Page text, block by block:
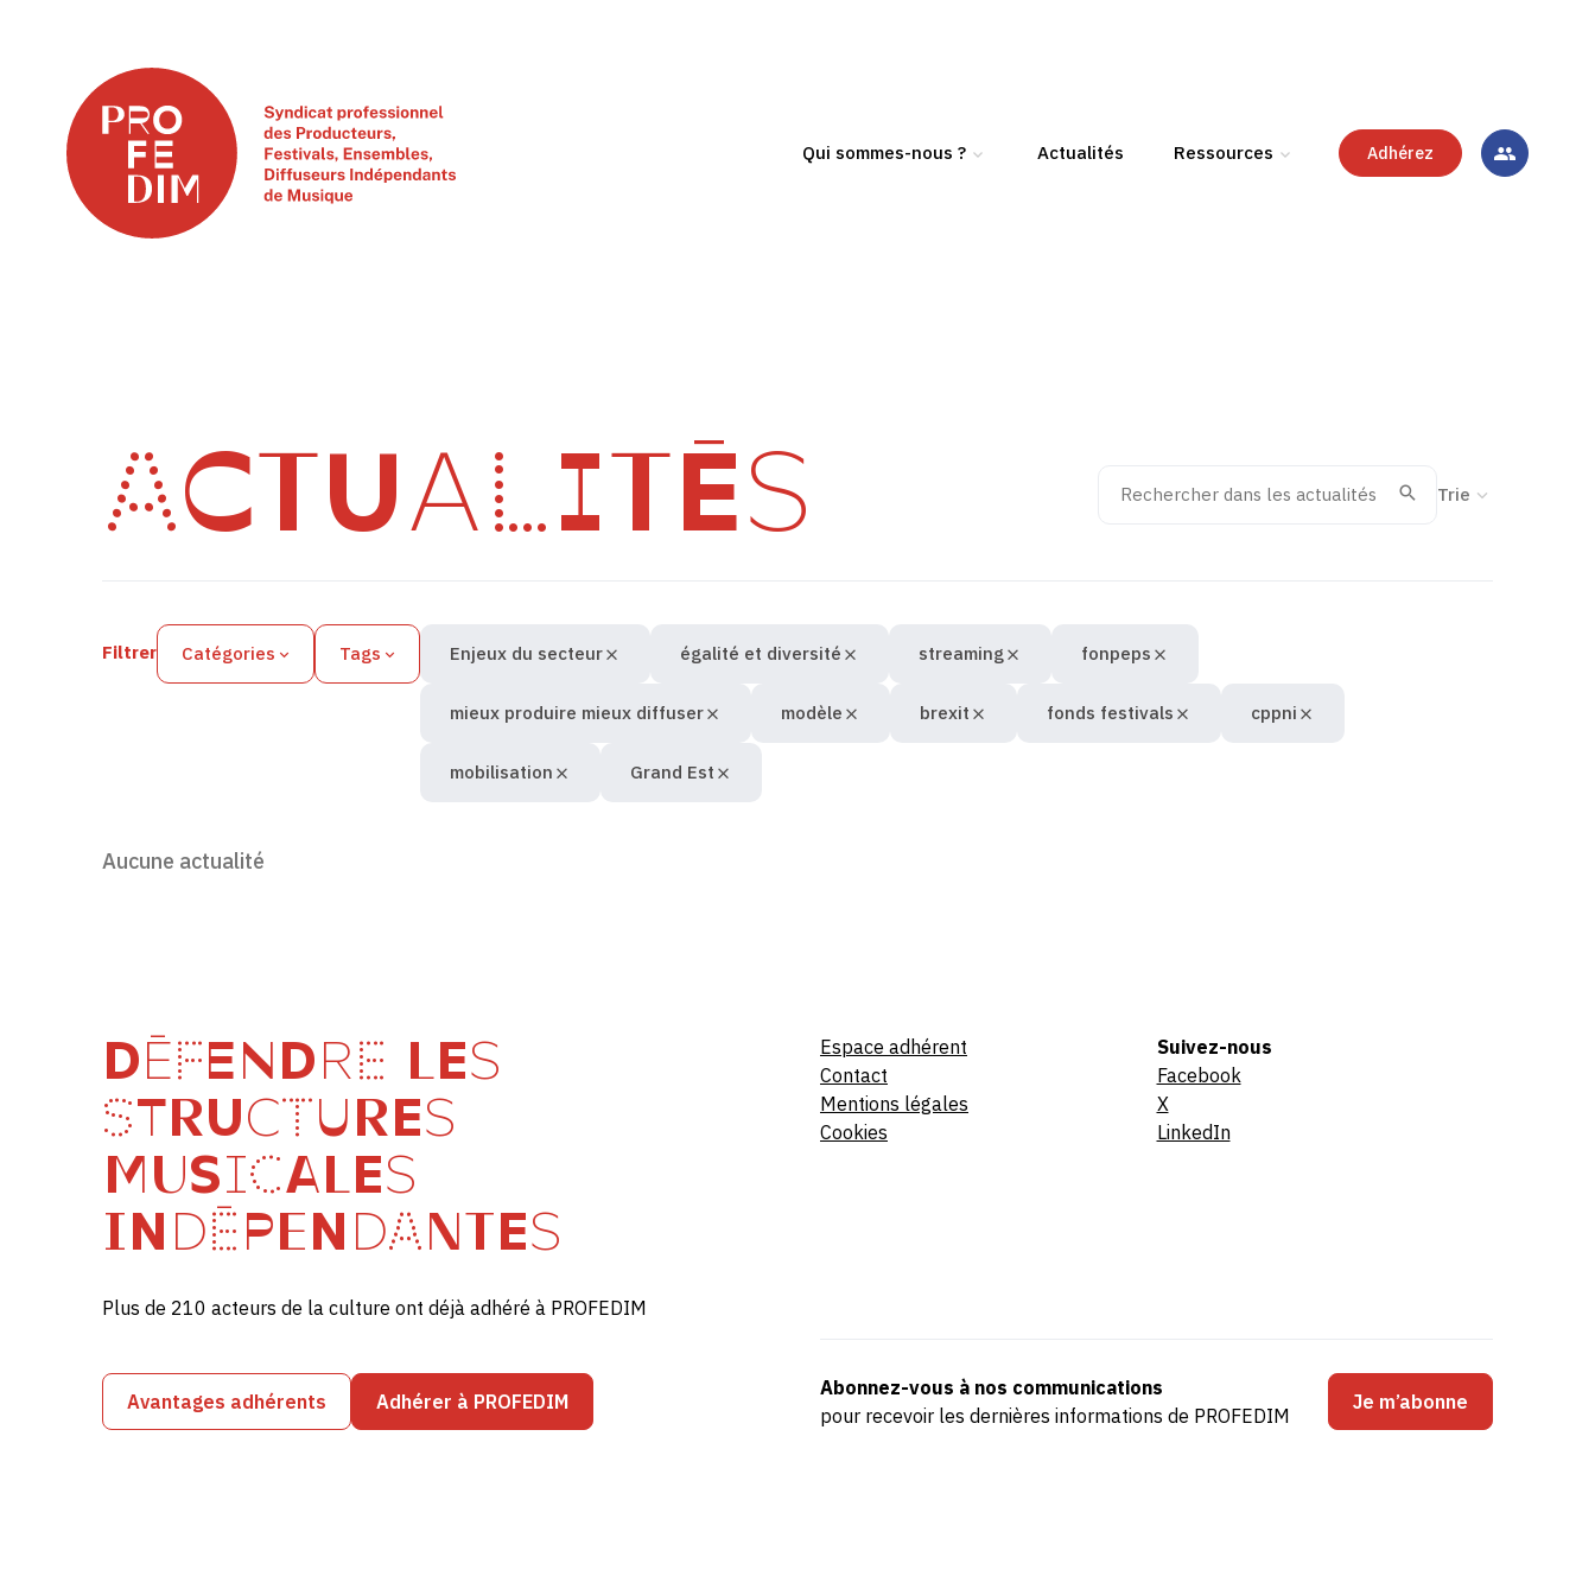
Qui sommes-nous ? Actualités Ressources Adhérez
ACTUALITÉS
Filtres des actualités
Recherche
ValiderTrier la recherche
Filtrer Catégories Tags Enjeux du secteur égalité et diversité streaming fonpeps
mieux produire mieux diffuser modèle brexit fonds festivals cppni
mobilisation Grand Est
Aucune actualité
DÉFENDRE LES
STRUCTURES
MUSICALES
INDÉPENDANTES
Plus de 210 acteurs de la culture ont déjà adhéré à PROFEDIM
Avantages adhérents Adhérer à PROFEDIM
Espace adhérent
Contact
Mentions légales
Cookies
Suivez-nous
Facebook
X
LinkedIn
Abonnez-vous à nos communications
pour recevoir les dernières informations de PROFEDIM
Je m’abonne